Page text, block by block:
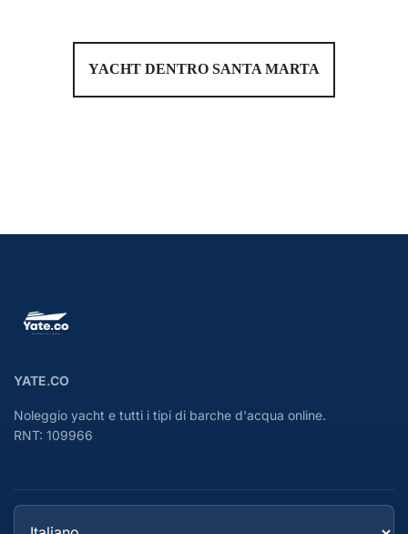
YACHT DENTRO SANTA MARTA
YATE.CO
Noleggio yacht e tutti i tipi di barche d'acqua online.
RNT: 109966